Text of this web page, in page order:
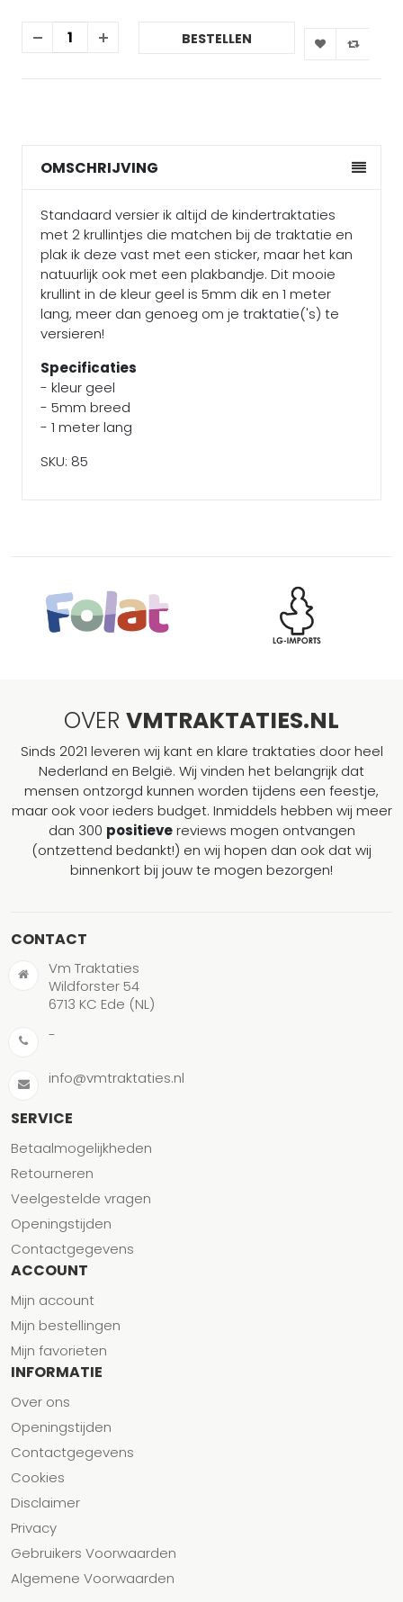
BESTELLEN
OMSCHRIJVING
Standaard versier ik altijd de kindertraktaties
met 2 krullintjes die matchen bij de traktatie en
plak ik deze vast met een sticker, maar het kan
natuurlijk ook met een plakbandje. Dit mooie
krullint in de kleur geel is 5mm dik en 1 meter
lang, meer dan genoeg om je traktatie('s) te
versieren!
Specificaties
- kleur geel
- 5mm breed
- 1 meter lang
SKU: 85
OVER VMTRAKTATIES.NL
Sinds 2021 leveren wij kant en klare traktaties door heel
Nederland en België. Wij vinden het belangrijk dat
mensen ontzorgd kunnen worden tijdens een feestje,
maar ook voor ieders budget. Inmiddels hebben wij meer
dan 300 positievereviews mogen ontvangen
(ontzettend bedankt!) en wij hopen dan ook dat wij
binnenkort bij jouw te mogen bezorgen!
CONTACT
Vm Traktaties
Wildforster 54
6713 KC Ede (NL)
-
info@vmtraktaties.nl
SERVICE
Betaalmogelijkheden
Retourneren
Veelgestelde vragen
Openingstijden
Contactgegevens
ACCOUNT
Mijn account
Mijn bestellingen
Mijn favorieten
INFORMATIE
Over ons
Openingstijden
Contactgegevens
Cookies
Disclaimer
Privacy
Gebruikers Voorwaarden
Algemene Voorwaarden